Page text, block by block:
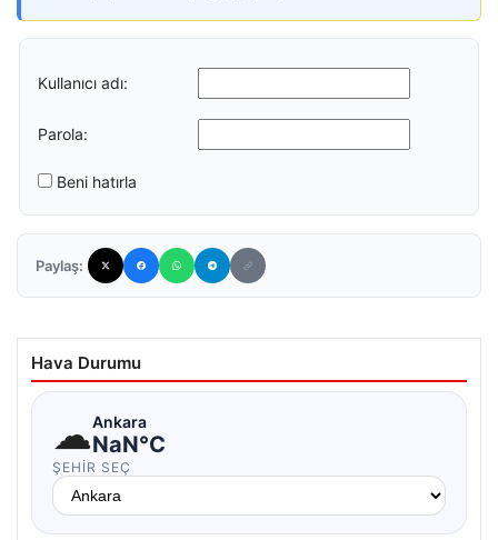
Kullanıcı adı:
Parola:
Beni hatırla
Paylaş:
Hava Durumu
☁Ankara
NaN°C
ŞEHIR SEÇ